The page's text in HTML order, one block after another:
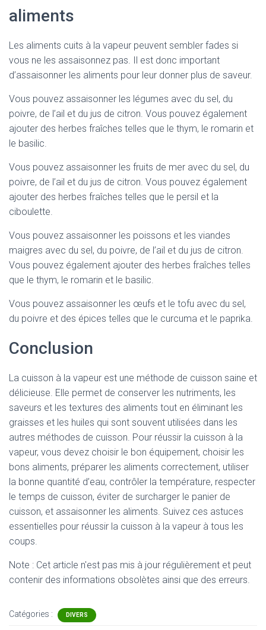
aliments
Les aliments cuits à la vapeur peuvent sembler fades si
vous ne les assaisonnez pas. Il est donc important
d’assaisonner les aliments pour leur donner plus de saveur.
Vous pouvez assaisonner les légumes avec du sel, du
poivre, de l’ail et du jus de citron. Vous pouvez également
ajouter des herbes fraîches telles que le thym, le romarin et
le basilic.
Vous pouvez assaisonner les fruits de mer avec du sel, du
poivre, de l’ail et du jus de citron. Vous pouvez également
ajouter des herbes fraîches telles que le persil et la
ciboulette.
Vous pouvez assaisonner les poissons et les viandes
maigres avec du sel, du poivre, de l’ail et du jus de citron.
Vous pouvez également ajouter des herbes fraîches telles
que le thym, le romarin et le basilic.
Vous pouvez assaisonner les œufs et le tofu avec du sel,
du poivre et des épices telles que le curcuma et le paprika.
Conclusion
La cuisson à la vapeur est une méthode de cuisson saine et
délicieuse. Elle permet de conserver les nutriments, les
saveurs et les textures des aliments tout en éliminant les
graisses et les huiles qui sont souvent utilisées dans les
autres méthodes de cuisson. Pour réussir la cuisson à la
vapeur, vous devez choisir le bon équipement, choisir les
bons aliments, préparer les aliments correctement, utiliser
la bonne quantité d’eau, contrôler la température, respecter
le temps de cuisson, éviter de surcharger le panier de
cuisson, et assaisonner les aliments. Suivez ces astuces
essentielles pour réussir la cuisson à la vapeur à tous les
coups.
Note : Cet article n'est pas mis à jour régulièrement et peut
contenir des informations obsolètes ainsi que des erreurs.
Catégories : DIVERS